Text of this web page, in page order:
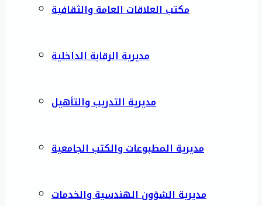
مكتب العلاقات العامة والثقافية
مديرية الرقابة الداخلية
مديرية التدريب والتأهيل
مديرية المطبوعات والكتب الجامعية
مديرية الشؤون الهندسية والخدمات